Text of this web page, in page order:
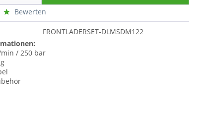
Bewerten
FRONTLADERSET-DLMSDM122
/ 250 bar